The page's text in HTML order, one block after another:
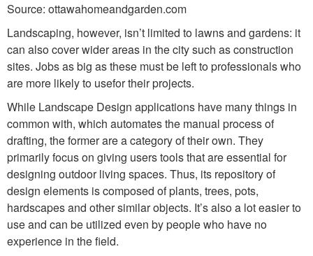
Source: ottawahomeandgarden.com
Landscaping, however, isn’t limited to lawns and gardens: it
can also cover wider areas in the city such as construction
sites. Jobs as big as these must be left to professionals who
are more likely to usefor their projects.
While Landscape Design applications have many things in
common with, which automates the manual process of
drafting, the former are a category of their own. They
primarily focus on giving users tools that are essential for
designing outdoor living spaces. Thus, its repository of
design elements is composed of plants, trees, pots,
hardscapes and other similar objects. It’s also a lot easier to
use and can be utilized even by people who have no
experience in the field.